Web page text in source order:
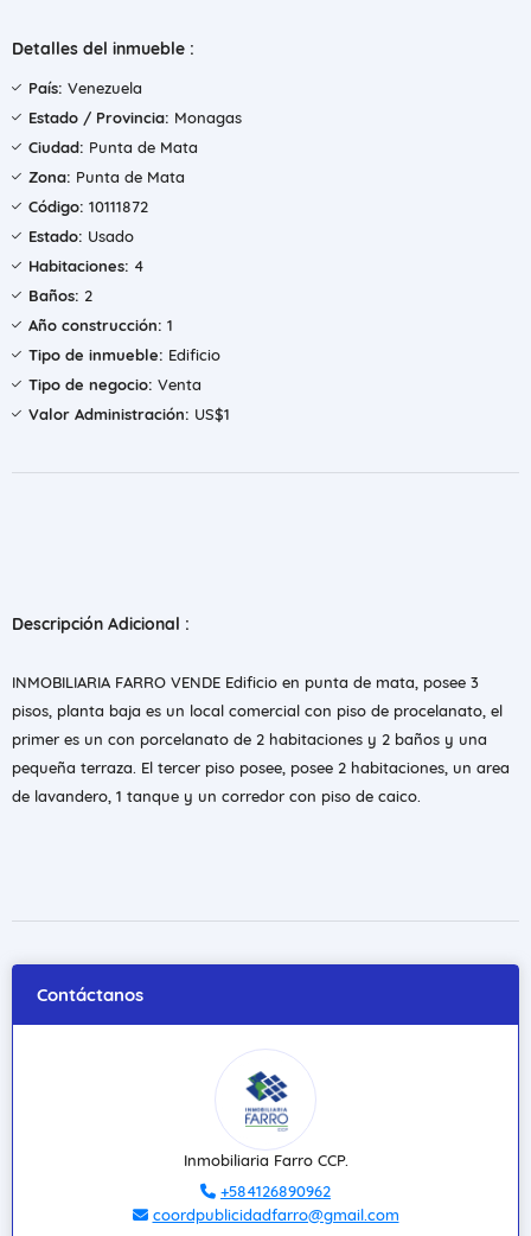
Detalles del inmueble :
País: Venezuela
Estado / Provincia: Monagas
Ciudad: Punta de Mata
Zona: Punta de Mata
Código: 10111872
Estado: Usado
Habitaciones: 4
Baños: 2
Año construcción: 1
Tipo de inmueble: Edificio
Tipo de negocio: Venta
Valor Administración: US$1
Descripción Adicional :
INMOBILIARIA FARRO VENDE Edificio en punta de mata, posee 3
pisos, planta baja es un local comercial con piso de procelanato, el
primer es un con porcelanato de 2 habitaciones y 2 baños y una
pequeña terraza. El tercer piso posee, posee 2 habitaciones, un area
de lavandero, 1 tanque y un corredor con piso de caico.
Contáctanos
Inmobiliaria Farro CCP.
+584126890962
coordpublicidadfarro@gmail.com